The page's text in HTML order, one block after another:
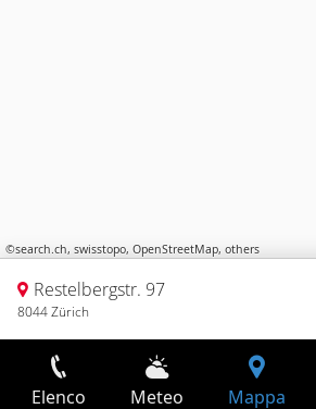
©search.ch, swisstopo, OpenStreetMap, others
Restelbergstr. 97
8044 Zürich
Elenco Meteo Mappa